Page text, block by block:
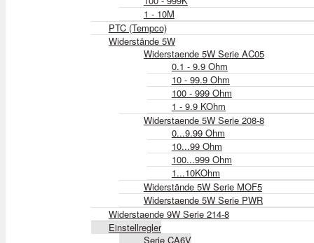
1 - 10M
PTC (Tempco)
Widerstände 5W
Widerstaende 5W Serie AC05
0.1 - 9.9 Ohm
10 - 99.9 Ohm
100 - 999 Ohm
1 - 9.9 KOhm
Widerstaende 5W Serie 208-8
0...9.99 Ohm
10...99 Ohm
100...999 Ohm
1...10KOhm
Widerstände 5W Serie MOF5
Widerstaende 5W Serie PWR
Widerstaende 9W Serie 214-8
Einstellregler
Serie CA6V